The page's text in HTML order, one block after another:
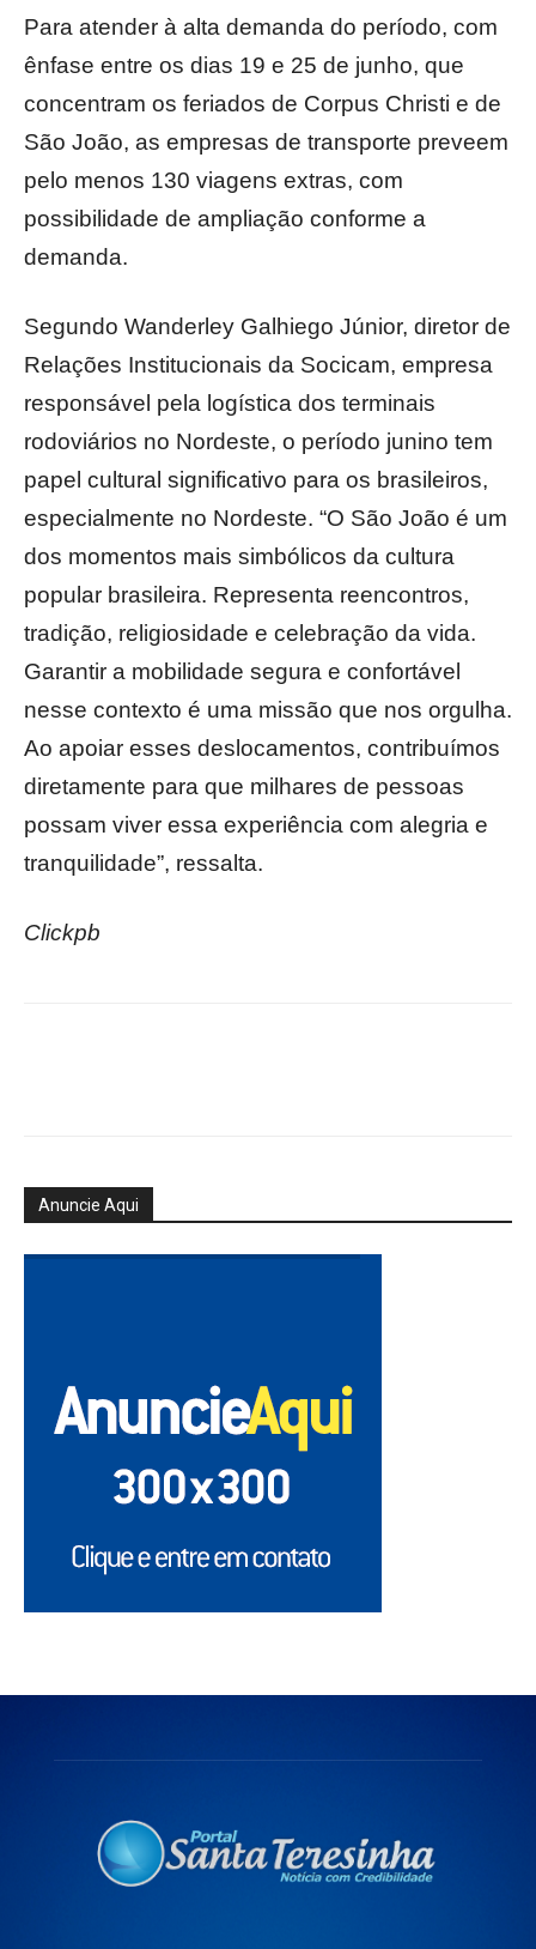
Para atender à alta demanda do período, com
ênfase entre os dias 19 e 25 de junho, que
concentram os feriados de Corpus Christi e de
São João, as empresas de transporte preveem
pelo menos 130 viagens extras, com
possibilidade de ampliação conforme a
demanda.
Segundo Wanderley Galhiego Júnior, diretor de
Relações Institucionais da Socicam, empresa
responsável pela logística dos terminais
rodoviários no Nordeste, o período junino tem
papel cultural significativo para os brasileiros,
especialmente no Nordeste. “O São João é um
dos momentos mais simbólicos da cultura
popular brasileira. Representa reencontros,
tradição, religiosidade e celebração da vida.
Garantir a mobilidade segura e confortável
nesse contexto é uma missão que nos orgulha.
Ao apoiar esses deslocamentos, contribuímos
diretamente para que milhares de pessoas
possam viver essa experiência com alegria e
tranquilidade”, ressalta.
Clickpb
Anuncie Aqui